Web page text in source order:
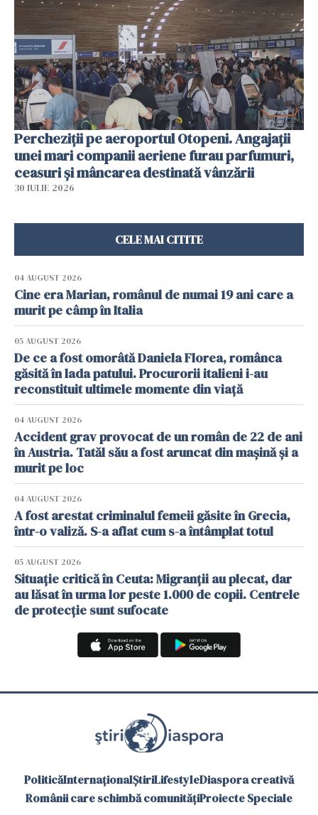
Percheziții pe aeroportul Otopeni. Angajații
unei mari companii aeriene furau parfumuri,
ceasuri și mâncarea destinată vânzării
30 IULIE 2026
CELE MAI CITITE
04 AUGUST 2026
Cine era Marian, românul de numai 19 ani care a
murit pe câmp în Italia
05 AUGUST 2026
De ce a fost omorâtă Daniela Florea, românca
găsită în lada patului. Procurorii italieni i-au
reconstituit ultimele momente din viață
04 AUGUST 2026
Accident grav provocat de un român de 22 de ani
în Austria. Tatăl său a fost aruncat din mașină și a
murit pe loc
04 AUGUST 2026
A fost arestat criminalul femeii găsite în Grecia,
într-o valiză. S-a aflat cum s-a întâmplat totul
05 AUGUST 2026
Situație critică în Ceuta: Migranții au plecat, dar
au lăsat în urma lor peste 1.000 de copii. Centrele
de protecție sunt sufocate
PoliticăInternaționalȘtiriLifestyleDiaspora creativă
Românii care schimbă comunitățiProiecte Speciale